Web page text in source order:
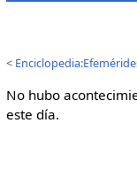
<
No hubo
este día.